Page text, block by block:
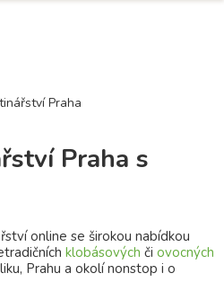
Praha
Praha s
online se širokou nabídkou
klobásových či ovocných
Prahu a okolí nonstop i o